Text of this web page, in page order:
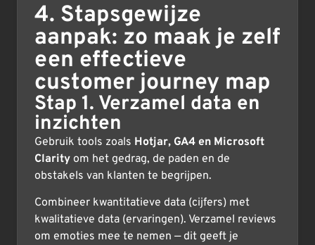
4. Stapsgewijze
aanpak: zo maak je zelf
een effectieve
customer journey map
Stap 1. Verzamel data en
inzichten
Gebruik tools zoals Hotjar, GA4 en Microsoft
Clarity om het gedrag, de paden en de
obstakels van klanten te begrijpen.
Combineer kwantitatieve data (cijfers) met
kwalitatieve data (ervaringen). Verzamel reviews
om emoties mee te nemen — dit geeft je